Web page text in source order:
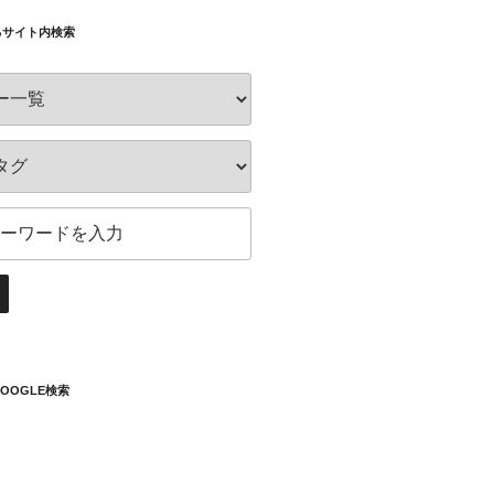
イト内検索
検索